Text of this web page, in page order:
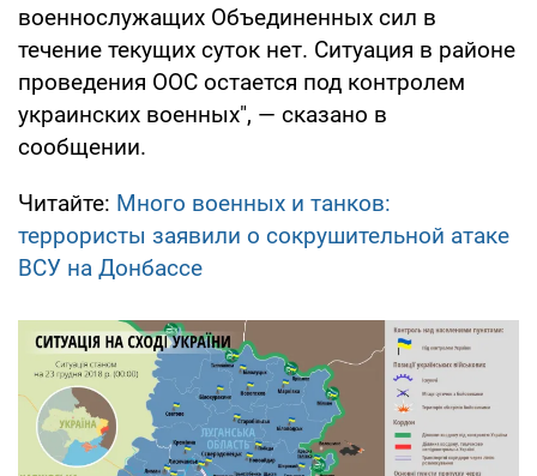
военнослужащих Объединенных сил в
течение текущих суток нет. Ситуация в районе
проведения ООС остается под контролем
украинских военных", — сказано в
сообщении.
Читайте: Много военных и танков:
террористы заявили о сокрушительной атаке
ВСУ на Донбассе